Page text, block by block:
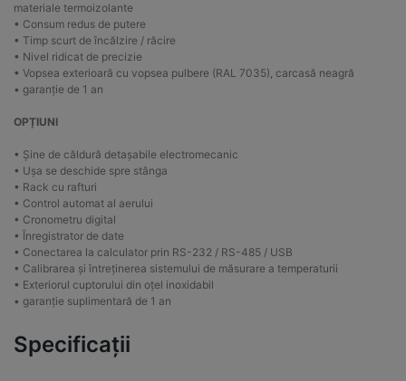
materiale termoizolante
• Consum redus de putere
• Timp scurt de încălzire / răcire
• Nivel ridicat de precizie
• Vopsea exterioară cu vopsea pulbere (RAL 7035), carcasă neagră
• garanție de 1 an
OPȚIUNI
• Șine de căldură detașabile electromecanic
• Ușa se deschide spre stânga
• Rack cu rafturi
• Control automat al aerului
• Cronometru digital
• Înregistrator de date
• Conectarea la calculator prin RS-232 / RS-485 / USB
• Calibrarea și întreținerea sistemului de măsurare a temperaturii
• Exteriorul cuptorului din oțel inoxidabil
• garanție suplimentară de 1 an
Specificații